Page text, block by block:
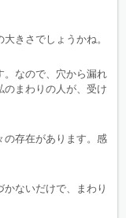
きさでしょうかね。
。なので、穴から漏れ
のまわりの人が、受け
の存在があります。感
ないだけで、まわり